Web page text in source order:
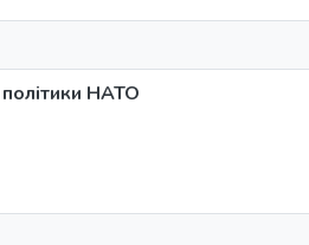
політики НАТО